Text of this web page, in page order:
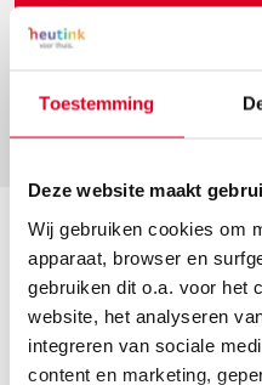
Toestemming
Deze website maakt
Wij gebruiken cookies om
apparaat, browser en
gebruiken dit o.a. voor het
website, het analyseren
integreren van sociale
content en marketing,
Filter
24 producten binnen
Over Heutink voor
Onze missie
Over de Heutink Groep